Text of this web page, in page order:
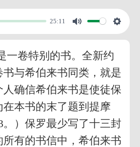
25:11
一卷特别的书。全新约
与希伯来书同类，就是
人确信希伯来书是使徒保
在本书的末了题到提摩
。）保罗最少写了十三封
有的书信中，希伯来书